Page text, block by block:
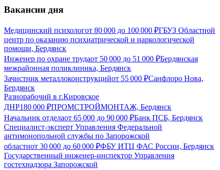
Вакансии дня
Медицинский психологот 80 000 до 100 000 ₽ГБУЗ Областной
центр по оказанию психиатрической и наркологической
помощи, Бердянск
Инженер по охране трудаот 50 000 до 51 000 ₽Бердянская
межрайонная поликлиника, Бердянск
Зачистник металлоконструкцийот 55 000 ₽Санфлоро Нова,
Бердянск
Разнорабочий в г.Кировское
ДНР180 000 ₽ПРОМСТРОЙМОНТАЖ, Бердянск
Начальник отделаот 65 000 до 90 000 ₽Банк ПСБ, Бердянск
Специалист-эксперт Управления Федеральной
антимонопольной службы по Запорожской
областиот 30 000 до 60 000 ₽ФБУ ИТЦ ФАС России, Бердянск
Государственный инженер-инспектор Управления
гостехнадзора Запорожской